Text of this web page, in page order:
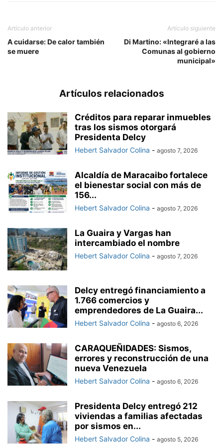
Artículo anterior
A cuidarse: De calor también
se muere
Artículo siguiente
Di Martino: «Integraré a las
Comunas al gobierno
municipal»
Artículos relacionados
Créditos para reparar inmuebles
tras los sismos otorgará
Presidenta Delcy
Hebert Salvador Colina - agosto 7, 2026
Alcaldía de Maracaibo fortalece
el bienestar social con más de
156...
Hebert Salvador Colina - agosto 7, 2026
La Guaira y Vargas han
intercambiado el nombre
Hebert Salvador Colina - agosto 7, 2026
Delcy entregó financiamiento a
1.766 comercios y
emprendedores de La Guaira...
Hebert Salvador Colina - agosto 6, 2026
CARAQUEÑIDADES: Sismos,
errores y reconstrucción de una
nueva Venezuela
Hebert Salvador Colina - agosto 6, 2026
Presidenta Delcy entregó 212
viviendas a familias afectadas
por sismos en...
Hebert Salvador Colina - agosto 5, 2026